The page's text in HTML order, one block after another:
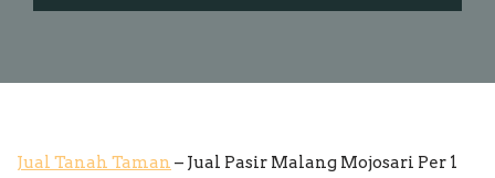
Jual Tanah Taman – Jual Pasir Malang Mojosari Per 1